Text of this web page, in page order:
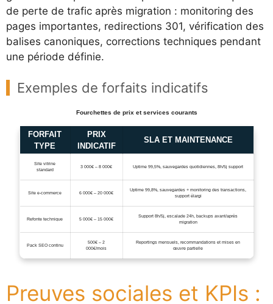
de perte de trafic après migration : monitoring des
pages importantes, redirections 301, vérification des
balises canoniques, corrections techniques pendant
une période définie.
Exemples de forfaits indicatifs
Fourchettes de prix et services courants
FORFAIT
TYPE
PRIX
INDICATIF
SLA ET MAINTENANCE
Site vitrine
standard
3 000€ – 8 000€ Uptime 99,5%, sauvegardes quotidiennes, 8h/5j support
Site e‑commerce 6 000€ – 20 000€
Uptime 99,8%, sauvegardes + monitoring des transactions,
support élargi
Refonte technique 5 000€ – 15 000€
Support 8h/5j, escalade 24h, backups avant/après
migration
Pack SEO continu
500€ – 2
000€/mois
Reportings mensuels, recommandations et mises en
œuvre partielle
Preuves sociales et KPIs :